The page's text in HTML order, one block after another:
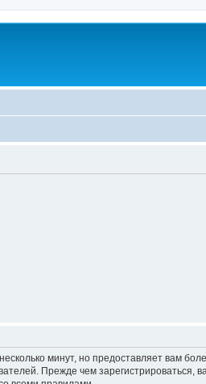
минут, но предоставляет вам
Прежде чем зарегистрироваться,